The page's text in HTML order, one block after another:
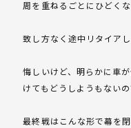
周を重ねるごとにひどく
致し方なく途中リタイアし
悔しいけど、明らかに車
けてもどうしようもない
最終戦はこんな形で幕を